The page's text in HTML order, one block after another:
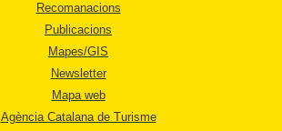
Recomanacions
Publicacions
Mapes/GIS
Newsletter
Mapa web
Agència Catalana de Turisme